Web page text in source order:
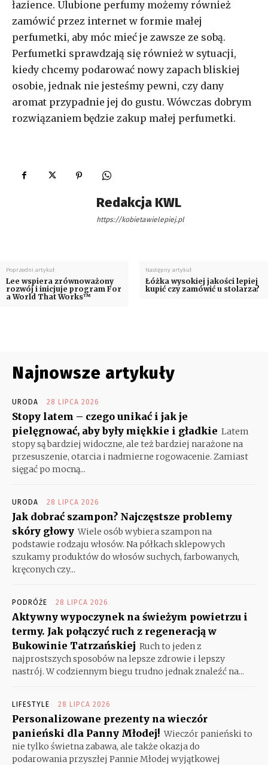
łazience. Ulubione perfumy możemy również
zamówić przez internet w formie małej
perfumetki, aby móc mieć je zawsze ze sobą.
Perfumetki sprawdzają się również w sytuacji,
kiedy chcemy podarować nowy zapach bliskiej
osobie, jednak nie jesteśmy pewni, czy dany
aromat przypadnie jej do gustu. Wówczas dobrym
rozwiązaniem będzie zakup małej perfumetki.
Redakcja KWL
https://kobietawielepiej.pl
Poprzedni artykuł
Lee wspiera zrównoważony
rozwój i inicjuje program For
a World That Works™
Następny artykuł
Łóżka wysokiej jakości lepiej
kupić czy zamówić u stolarza?
Najnowsze artykuły
URODA 28 LIPCA 2026
Stopy latem – czego unikać i jak je
pielęgnować, aby były miękkie i gładkie Latem
stopy są bardziej widoczne, ale też bardziej narażone na
przesuszenie, otarcia i nadmierne rogowacenie. Zamiast
sięgać po mocną...
URODA 28 LIPCA 2026
Jak dobrać szampon? Najczęstsze problemy
skóry głowy Wiele osób wybiera szampon na
podstawie rodzaju włosów. Na półkach sklepowych
szukamy produktów do włosów suchych, farbowanych,
kręconych czy...
PODRÓŻE 28 LIPCA 2026
Aktywny wypoczynek na świeżym powietrzu i
termy. Jak połączyć ruch z regeneracją w
Bukowinie Tatrzańskiej Ruch to jeden z
najprostszych sposobów na lepsze zdrowie i lepszy
nastrój. W codziennym biegu trudno jednak znaleźć na...
LIFESTYLE 28 LIPCA 2026
Personalizowane prezenty na wieczór
panieński dla Panny Młodej! Wieczór panieński to
nie tylko świetna zabawa, ale także okazja do
podarowania przyszłej Pannie Młodej wyjątkowej